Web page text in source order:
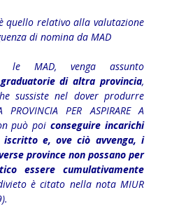
quello relativo alla valutazione
di nomina da MAD
le MAD, venga assunto
di altra provincia,
sussiste nel dover produrre
PER ASPIRARE A
può poiconseguire incarichi
e, ove ciò avvenga, i
province non possano per
essere cumulativamente
è citato nella nota MIUR